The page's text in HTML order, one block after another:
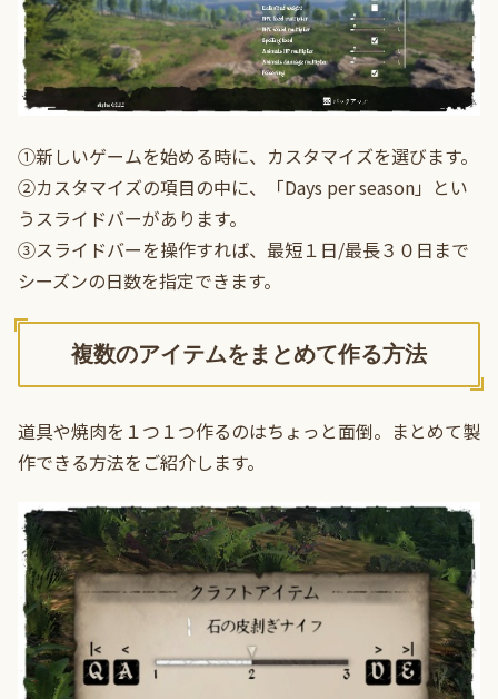
①新しいゲームを始める時に、カスタマイズを選びます。
②カスタマイズの項目の中に、「Days per season」とい
うスライドバーがあります。
③スライドバーを操作すれば、最短１日/最長３０日まで
シーズンの日数を指定できます。
複数のアイテムをまとめて作る方法
道具や焼肉を１つ１つ作るのはちょっと面倒。まとめて製
作できる方法をご紹介します。